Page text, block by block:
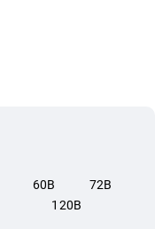
60В 72В
120В